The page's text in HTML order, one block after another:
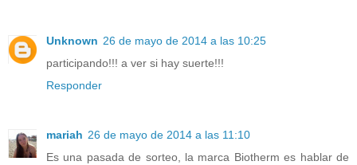
Unknown 26 de mayo de 2014 a las 10:25
participando!!! a ver si hay suerte!!!
Responder
mariah 26 de mayo de 2014 a las 11:10
Es una pasada de sorteo, la marca Biotherm es hablar de